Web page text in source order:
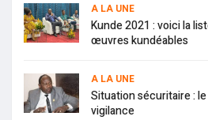
A LA UNE
Kunde 2021 : voici la
œuvres kundéables
A LA UNE
Situation sécuritaire : le
vigilance